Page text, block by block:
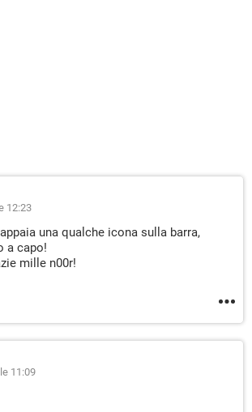
12:23
una qualche icona sulla barra,
a capo!
mille n00r!
11:09